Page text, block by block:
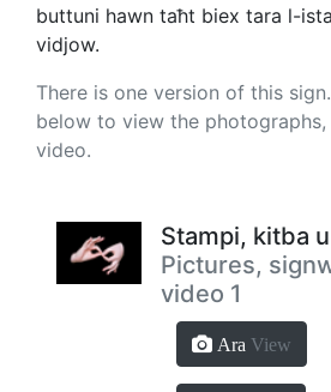
buttuni hawn taħt biex tara l-
vidjow.
There is one version of this
below to view the
video.
Stampi, kitba
Pictures,
video 1
Ara View